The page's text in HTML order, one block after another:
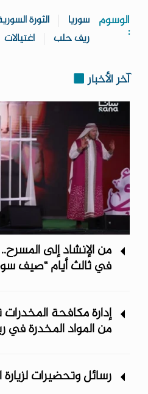
الوسوم
:
سوريا الثورة
ريف حلب
اغتيالات
آخر الأخبار
من الإنشاد إلى
في ثالث أيام “صيف
إدارة مكافحة
من المواد المخدرة في
رسائل وتحضيرات